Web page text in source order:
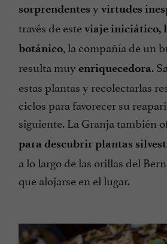
sorprendentes y virtudes
través de esteviaje iniciático,
botánico, la compañía de un
resulta muy enriquecedora.
estas plantas y recolectarlas
ciclos para favorecer su
siguiente. La Granja también
para descubrir plantas
a lo largo de las orillas del
que alojarse en el lugar.